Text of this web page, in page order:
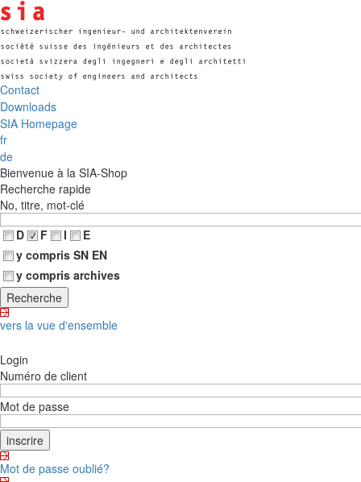
Contact
Downloads
SIA Homepage
fr
de
Bienvenue à la SIA-Shop
Recherche rapide
No, titre, mot-clé
D
F I
E
y compris SN EN
y compris archives
vers la vue d'ensemble
Login
Numéro de client
Mot de passe
Mot de passe oublié?